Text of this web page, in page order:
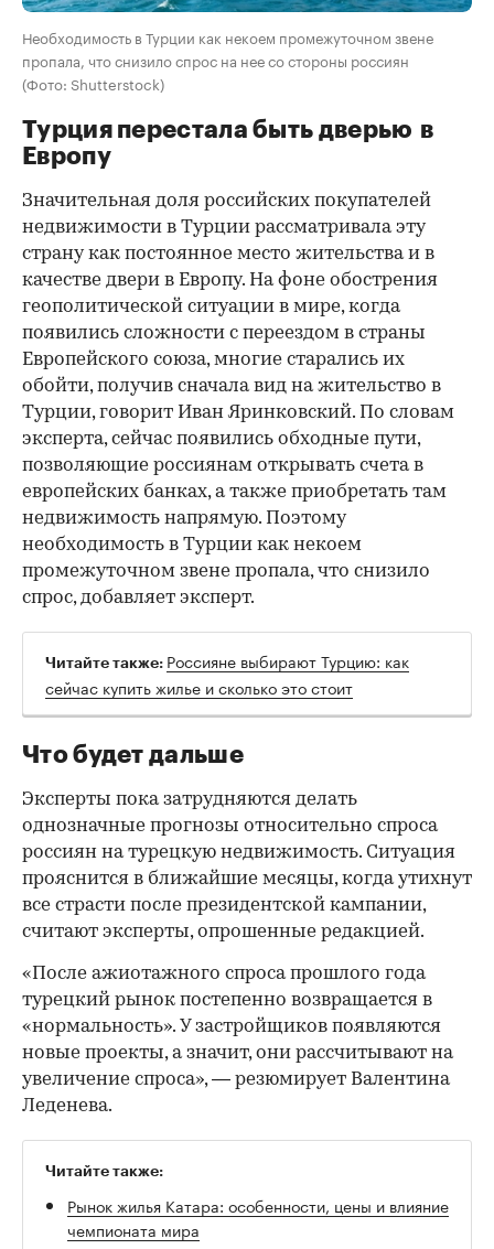
Необходимость в Турции как некоем промежуточном звене
пропала, что снизило спрос на нее со стороны россиян
(Фото: Shutterstock)
Турция перестала быть дверью в
Европу
Значительная доля российских покупателей
недвижимости в Турции рассматривала эту
страну как постоянное место жительства и в
качестве двери в Европу. На фоне обострения
геополитической ситуации в мире, когда
появились сложности с переездом в страны
Европейского союза, многие старались их
обойти, получив сначала вид на жительство в
Турции, говорит Иван Яринковский. По словам
эксперта, сейчас появились обходные пути,
позволяющие россиянам открывать счета в
европейских банках, а также приобретать там
недвижимость напрямую. Поэтому
необходимость в Турции как некоем
промежуточном звене пропала, что снизило
спрос, добавляет эксперт.
Читайте также: Россияне выбирают Турцию: как
сейчас купить жилье и сколько это стоит
Что будет дальше
Эксперты пока затрудняются делать
однозначные прогнозы относительно спроса
россиян на турецкую недвижимость. Ситуация
прояснится в ближайшие месяцы, когда утихнут
все страсти после президентской кампании,
считают эксперты, опрошенные редакцией.
«После ажиотажного спроса прошлого года
турецкий рынок постепенно возвращается в
«нормальность». У застройщиков появляются
новые проекты, а значит, они рассчитывают на
увеличение спроса», — резюмирует Валентина
Леденева.
Читайте также:
Рынок жилья Катара: особенности, цены и влияние
чемпионата мира